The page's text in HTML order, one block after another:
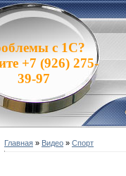
с 1С?
+7 (926) 275-
39-97
Главная » Видео » Спорт